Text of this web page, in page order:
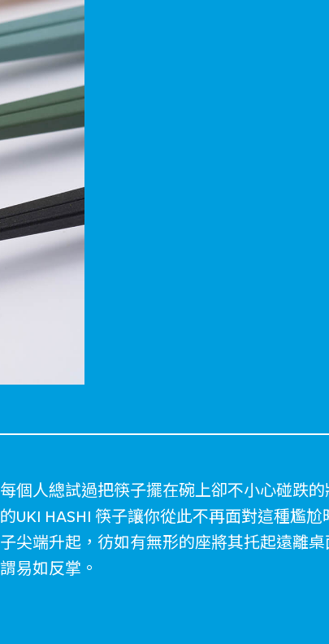
每個人總試過把筷子擺在碗上卻不小心碰跌
的UKI HASHI 筷子讓你從此不再面對這種尷
子尖端升起，彷如有無形的座將其托起遠離
謂易如反掌。